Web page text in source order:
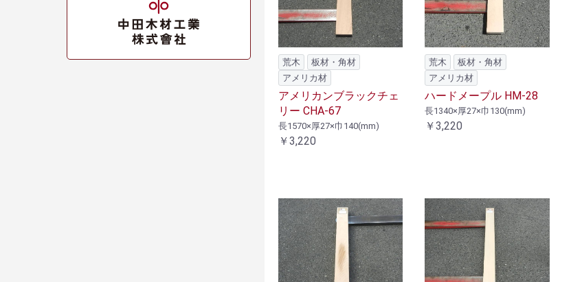
荒木
板材・角材
アメリカ材
アメリカンブラックチェ
リー CHA-67
長1570×厚27×巾140(mm)
￥3,220
荒木
板材・角材
アメリカ材
ハードメープル HM-28
長1340×厚27×巾130(mm)
￥3,220